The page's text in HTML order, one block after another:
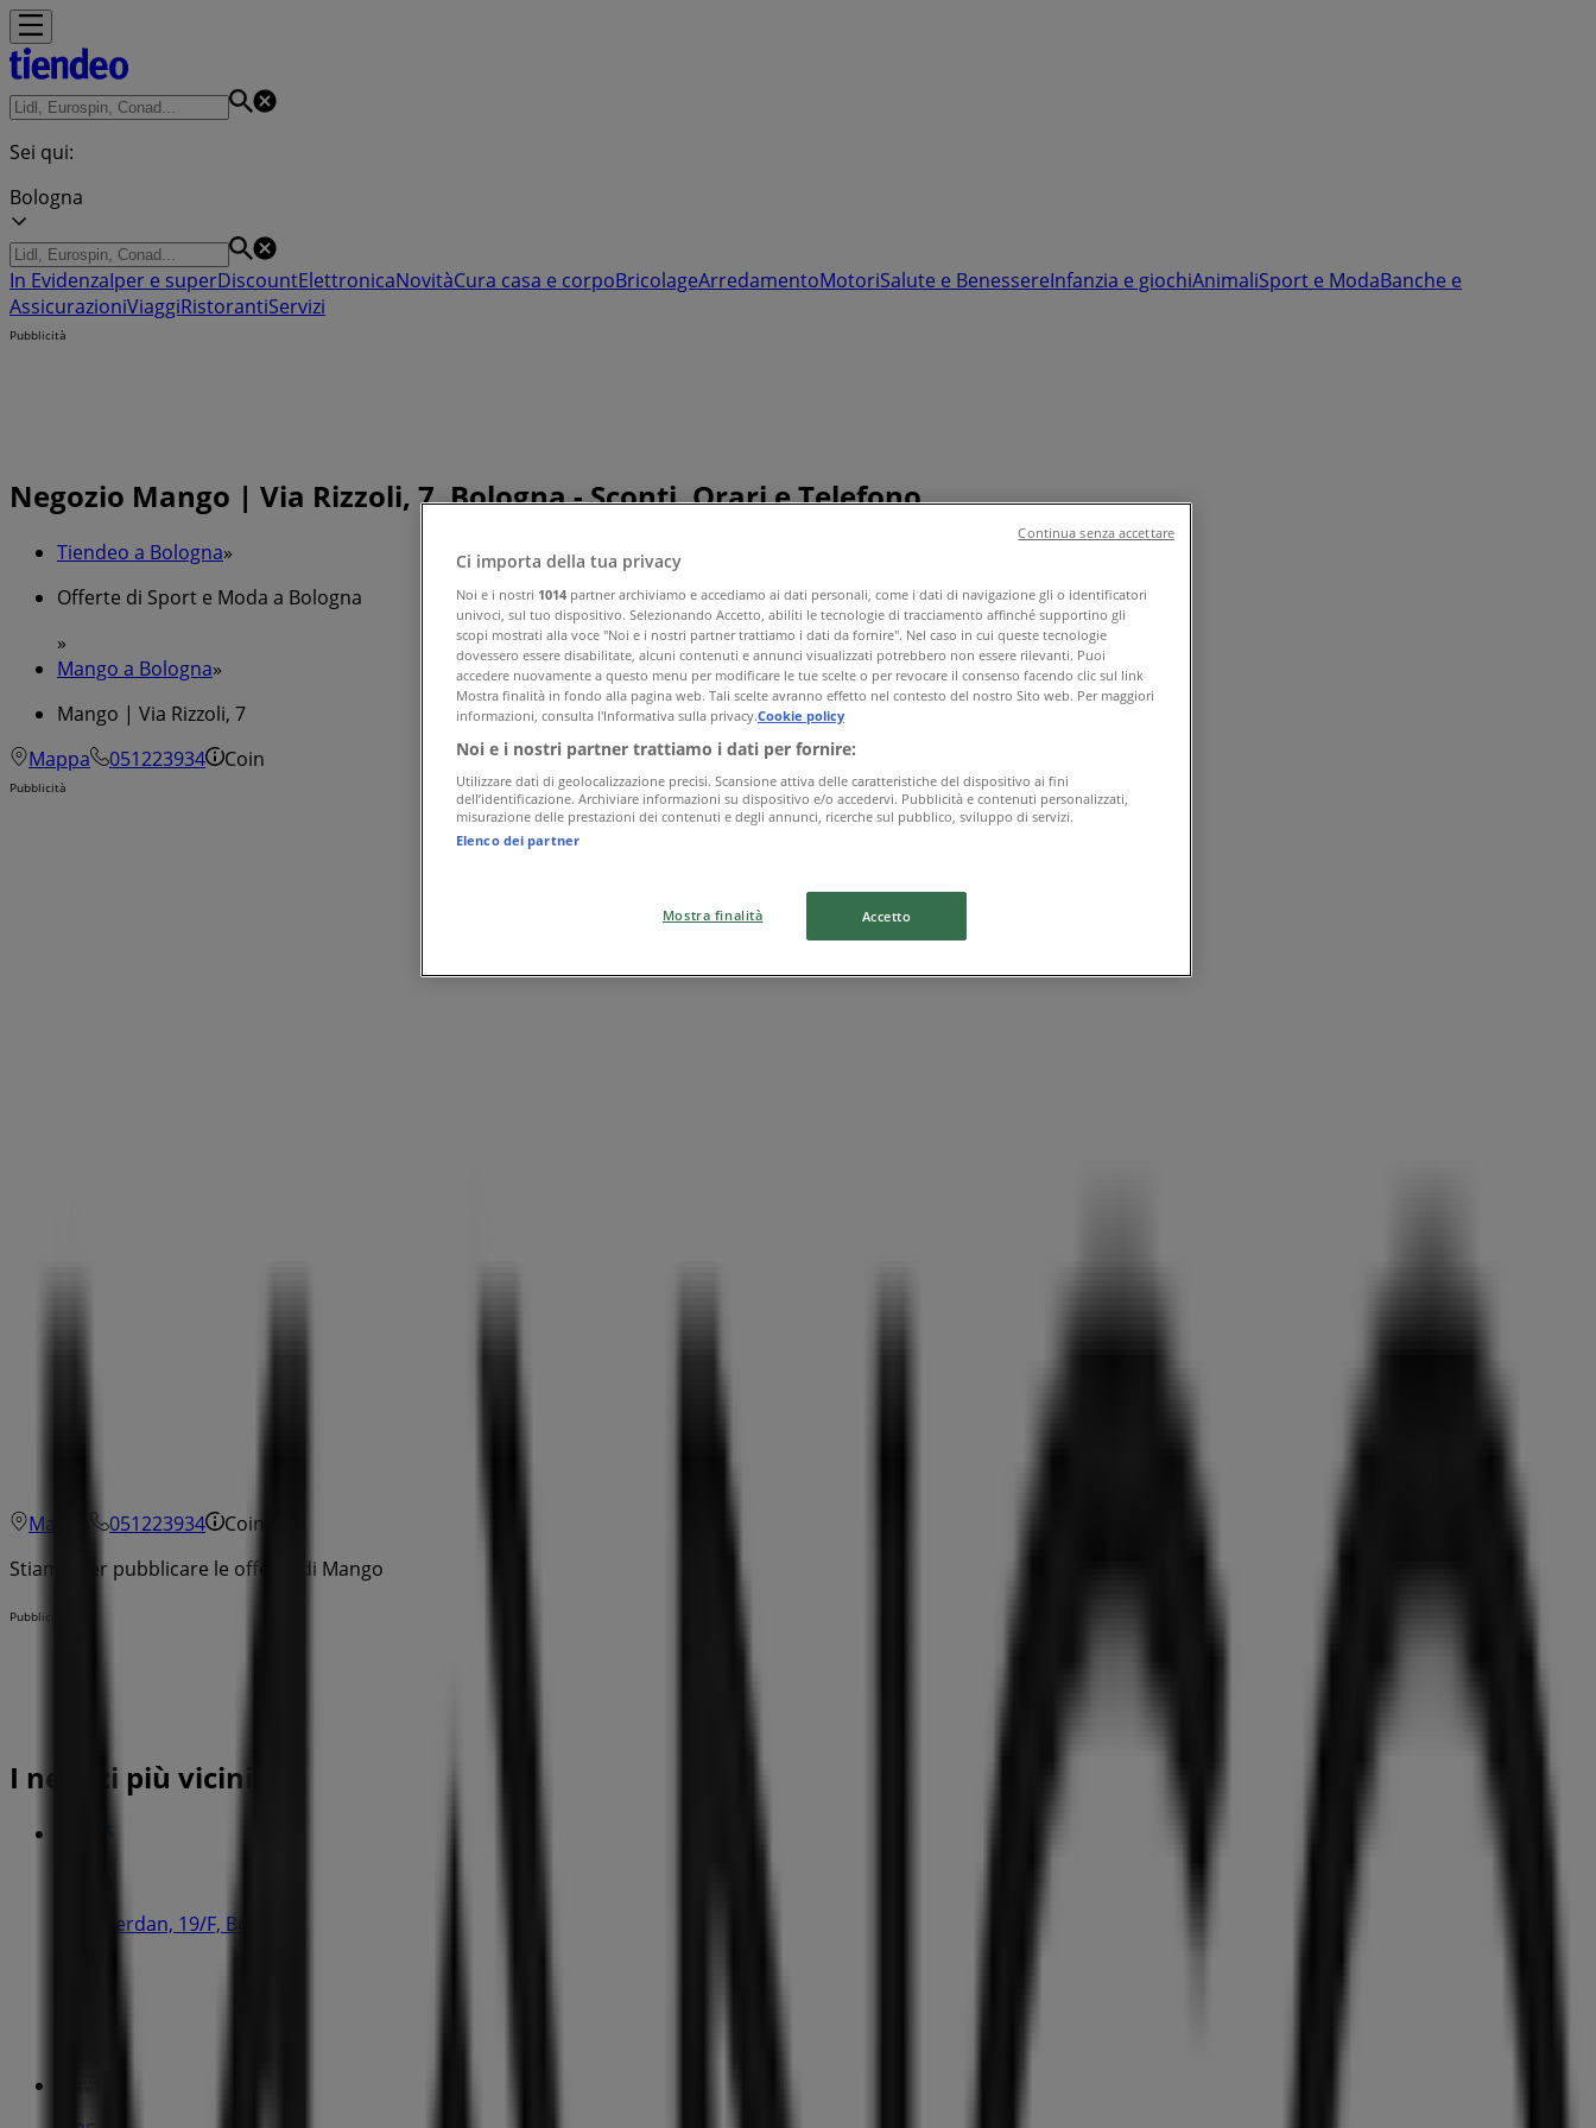
Sei qui:
Bologna
In EvidenzaIper e superDiscountElettronicaNovitàCura casa e corpoBricolageArredamentoMotoriSalute e BenessereInfanzia e giochiAnimaliSport e ModaBanche e
AssicurazioniViaggiRistorantiServizi
Pubblicità
Negozio Mango | Via Rizzoli, 7, Bologna - Sconti, Orari e Telefono
Tiendeo a Bologna»
Offerte di Sport e Moda a Bologna
»
Mango a Bologna»
Mango | Via Rizzoli, 7
Mappa
051223934 Coin
Pubblicità
Mappa 051223934
Coin
Stiamo per pubblicare le offerte di Mango
Pubblicità
I negozi più vicini
Via Oberdan, 19/F, Bologna
Ci importa della tua privacy
Noi e i nostri 1014 partner archiviamo e accediamo ai dati personali, come i dati di navigazione gli o identificatori
univoci, sul tuo dispositivo. Selezionando Accetto, abiliti le tecnologie di tracciamento affinché supportino gli
scopi mostrati alla voce "Noi e i nostri partner trattiamo i dati da fornire". Nel caso in cui queste tecnologie
dovessero essere disabilitate, alcuni contenuti e annunci visualizzati potrebbero non essere rilevanti. Puoi
accedere nuovamente a questo menu per modificare le tue scelte o per revocare il consenso facendo clic sul link
Mostra finalità in fondo alla pagina web. Tali scelte avranno effetto nel contesto del nostro Sito web. Per maggiori
informazioni, consulta l'Informativa sulla privacy.Cookie policy
Noi e i nostri partner trattiamo i dati per fornire:
Utilizzare dati di geolocalizzazione precisi. Scansione attiva delle caratteristiche del dispositivo ai fini
dell’identificazione. Archiviare informazioni su dispositivo e/o accedervi. Pubblicità e contenuti personalizzati,
misurazione delle prestazioni dei contenuti e degli annunci, ricerche sul pubblico, sviluppo di servizi.
Elenco dei partner
Mostra finalità Accetto
Continua senza accettare